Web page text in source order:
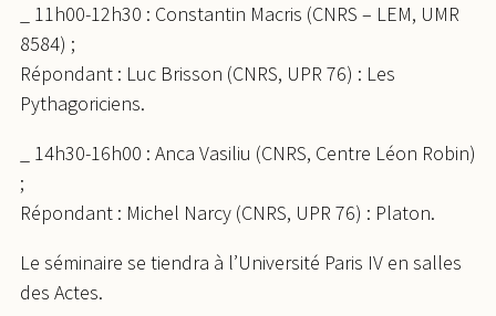
_ 11h00-12h30 : Constantin Macris (CNRS – LEM, UMR
8584) ;
Répondant : Luc Brisson (CNRS, UPR 76) : Les
Pythagoriciens.
_ 14h30-16h00 : Anca Vasiliu (CNRS, Centre Léon Robin)
;
Répondant : Michel Narcy (CNRS, UPR 76) : Platon.
Le séminaire se tiendra à l’Université Paris IV en salles
des Actes.